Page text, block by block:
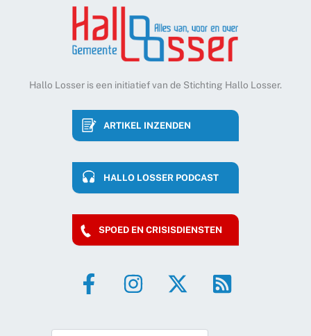
Hallo Losser is een initiatief van de Stichting Hallo Losser.
ARTIKEL INZENDEN
HALLO LOSSER PODCAST
SPOED EN CRISISDIENSTEN